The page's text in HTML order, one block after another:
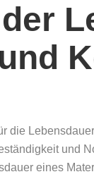
die
und
eines